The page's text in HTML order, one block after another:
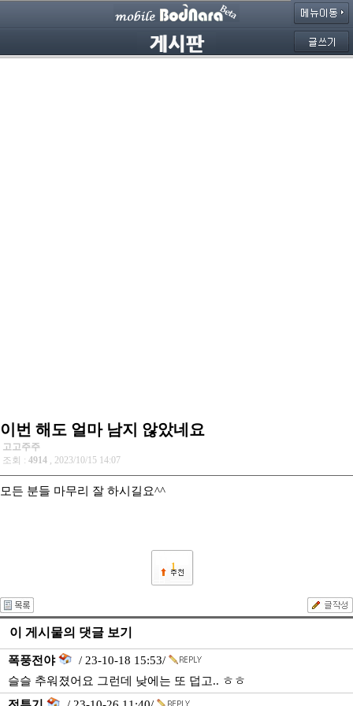
이번 해도 얼마 남지 않았네요
고고주주
조회 : 4914 , 2023/10/15 14:07
모든 분들 마무리 잘 하시길요^^
1
이 게시물의 댓글 보기
폭풍전야
/ 23-10-18 15:53/
슬슬 추워졌어요 그런데 낮에는 또 덥고.. ㅎㅎ